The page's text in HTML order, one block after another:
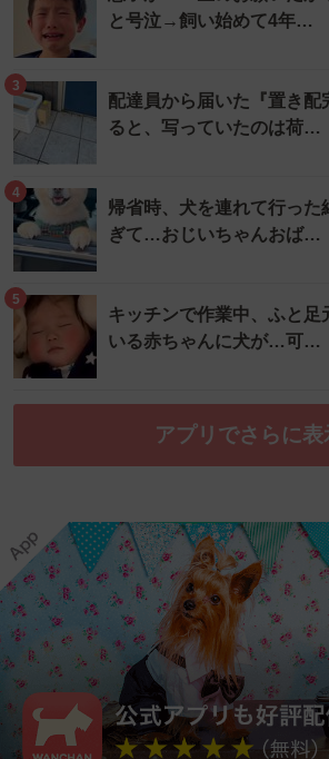
と号泣→飼い始めて4年…
3
配達員から届いた『置き
ると、写っていたのは荷…
4
帰省時、犬を連れて行っ
ぎて…おじいちゃんおば…
5
キッチンで作業中、ふと
いる赤ちゃんに犬が…可…
アプリでさらに表